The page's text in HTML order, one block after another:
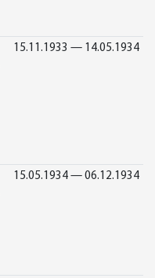
15.11.1933 — 14.05.1934
15.05.1934 — 06.12.1934